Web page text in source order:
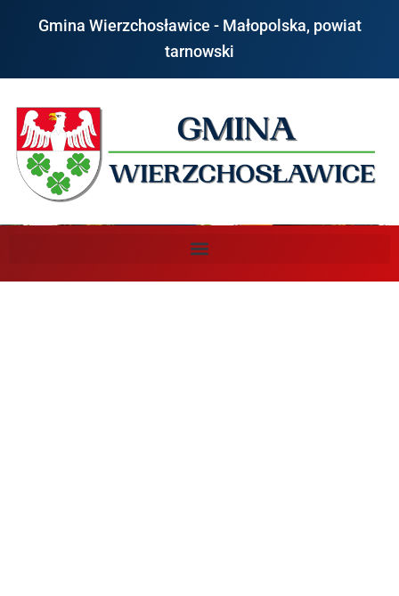
treściGmina Wierzchosławice - Małopolska, powiat
tarnowski